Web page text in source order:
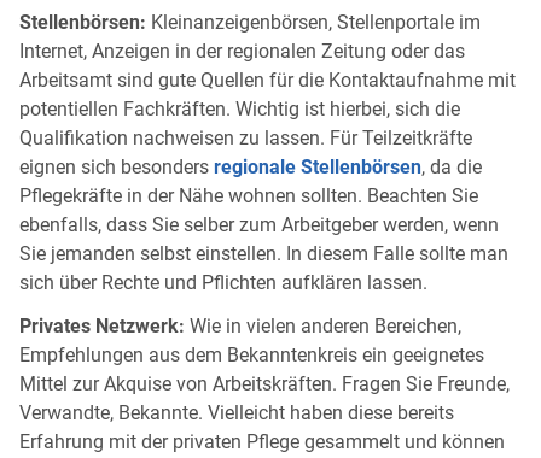
Stellenbörsen: Kleinanzeigenbörsen, Stellenportale im
Internet, Anzeigen in der regionalen Zeitung oder das
Arbeitsamt sind gute Quellen für die Kontaktaufnahme mit
potentiellen Fachkräften. Wichtig ist hierbei, sich die
Qualifikation nachweisen zu lassen. Für Teilzeitkräfte
eignen sich besonders regionale Stellenbörsen, da die
Pflegekräfte in der Nähe wohnen sollten. Beachten Sie
ebenfalls, dass Sie selber zum Arbeitgeber werden, wenn
Sie jemanden selbst einstellen. In diesem Falle sollte man
sich über Rechte und Pflichten aufklären lassen.
Privates Netzwerk: Wie in vielen anderen Bereichen,
Empfehlungen aus dem Bekanntenkreis ein geeignetes
Mittel zur Akquise von Arbeitskräften. Fragen Sie Freunde,
Verwandte, Bekannte. Vielleicht haben diese bereits
Erfahrung mit der privaten Pflege gesammelt und können